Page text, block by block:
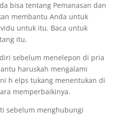
bisa tentang Pemanasan dan
membantu Anda untuk
untuk itu. Baca untuk
itu.
sebelum menelepon di pria
haruskah mengalami
h elps tukang menentukan di
memperbaikinya.
sebelum menghubungi